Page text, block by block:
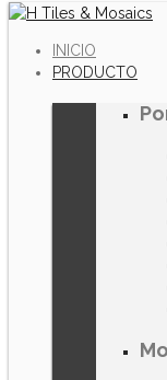
INICIO
PRODUCTO